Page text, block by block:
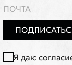
Я даю